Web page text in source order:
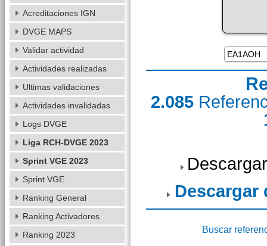
2.085
Descargar
Buscar
Acreditaciones IGN
DVGE MAPS
Validar actividad
Actividades realizadas
Ultimas validaciones
Actividades invalidadas
Logs DVGE
Liga RCH-DVGE 2023
Sprint VGE 2023
Sprint VGE
Ranking General
Ranking Activadores
Ranking 2023